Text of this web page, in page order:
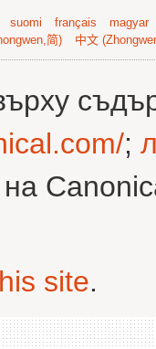
suomi français
magyar
简) 中文
;
на
site.